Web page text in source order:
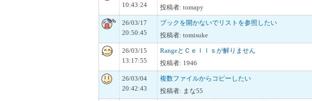
10:43:24
投稿者: tomapy
26/03/17
20:50:45
ブックを開かないでリストを参照したい
投稿者: tomisuke
26/03/15
13:17:55
RangeとＣｅｌｌｓが解りません
投稿者: 1946
26/03/04
20:42:43
複数ファイルからコピーしたい
投稿者: まな55